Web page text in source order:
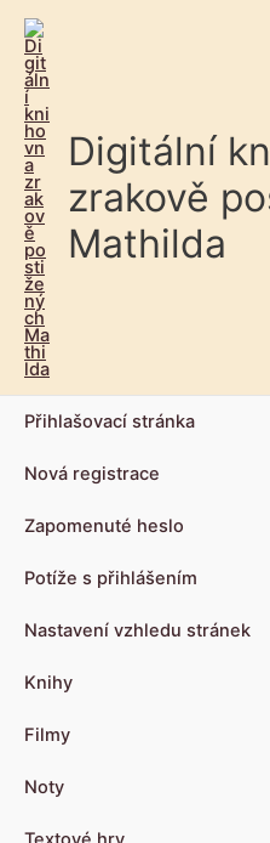
Digitální
zrakově
Mathilda
Přihlašovací stránka
Nová registrace
Zapomenuté heslo
Potíže s přihlášením
Nastavení vzhledu stránek
Knihy
Filmy
Noty